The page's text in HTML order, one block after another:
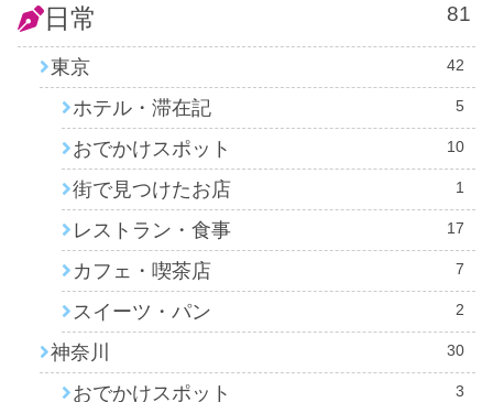
日常 81
東京 42
ホテル・滞在記 5
おでかけスポット 10
街で見つけたお店 1
レストラン・食事 17
カフェ・喫茶店 7
スイーツ・パン 2
神奈川 30
おでかけスポット 3